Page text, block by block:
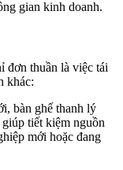
gian kinh doanh.
đơn thuần là việc tái
khác:
bàn ghế thanh lý
tiết kiệm nguồn
mới hoặc đang